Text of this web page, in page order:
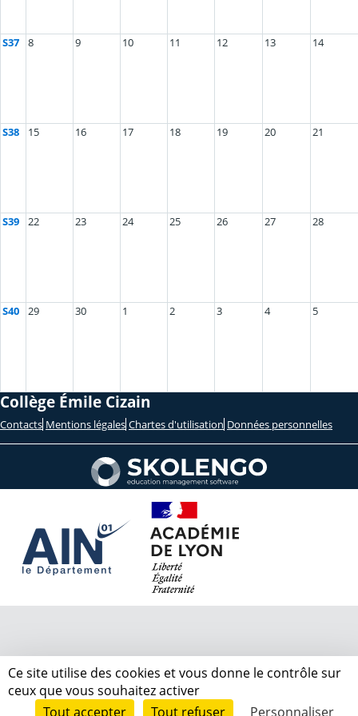
S37 8 9 10 11 12 13 14
S38 15 16 17 18 19 20 21
S39 22 23 24 25 26 27 28
S40 29 30 1 2 3 4 5
Collège Émile Cizain
Contacts Mentions légales Chartes d'utilisation Données personnelles
Ce site utilise des cookies et vous donne le contrôle sur
ceux que vous souhaitez activer
Tout accepter
Tout refuser Personnaliser